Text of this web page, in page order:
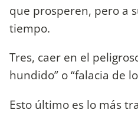
que prosperen, pero a
tiempo.
Tres, caer en el
hundido” o “falacia de
Esto último es lo más